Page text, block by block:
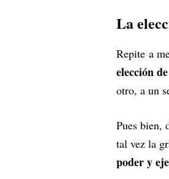
La
Repite a
elección
otro, a un
Pues bien,
tal vez la
poder y